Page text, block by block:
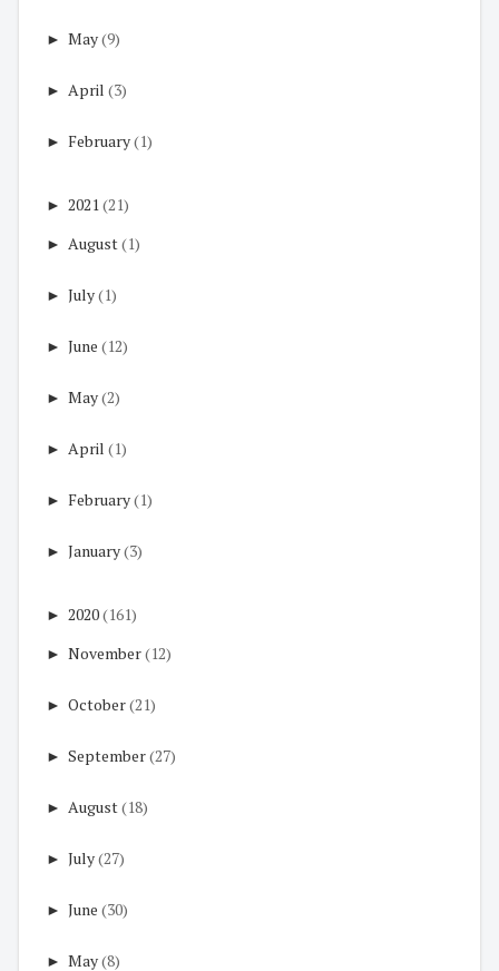
► May(9)
► April (3)
► February(1)
► 2021 (21)
► August(1)
► July(1)
► June (12)
► May(2)
► April (1)
► February(1)
► January(3)
► 2020(161)
► November(12)
► October(21)
► September(27)
► August(18)
► July(27)
► June (30)
► May(8)